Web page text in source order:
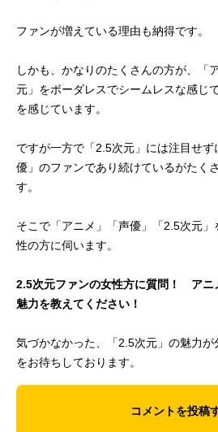
ファンが増えている理由も納得です。
しかも、かなりのたくさんの方が、「
元」をボーダレスでシームレスな感じ
を感じています。
ですが一方で「2.5次元」には注目せ
優」のファンであり続けているがたく
す。
そこで「アニメ」「声優」「2.5次元
性の方に伺います。
2.5次元ファンの女性方に質問！ アニ
魅力を教えてください！
気づかなかった、「2.5次元」の魅力が
をお待ちしております。
コメントを投稿